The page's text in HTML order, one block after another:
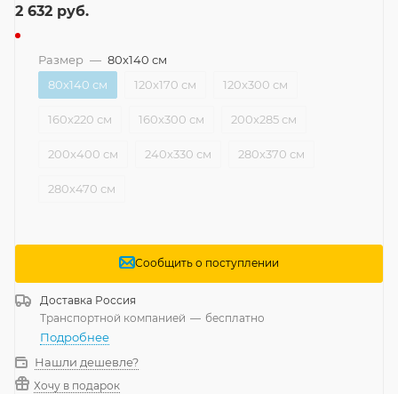
2 632 руб.
Размер — 80x140 см
80x140 см
120x170 см 120x300 см
160x220 см 160x300 см 200x285 см
200x400 см 240x330 см 280x370 см
280x470 см
Сообщить о поступлении
Доставка Россия
Транспортной компанией — бесплатно
Подробнее
Нашли дешевле?
Хочу в подарок